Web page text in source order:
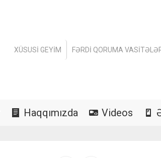
XÜSUSI GEYIM FƏRDI QORUMA
Haqqımızda Videos